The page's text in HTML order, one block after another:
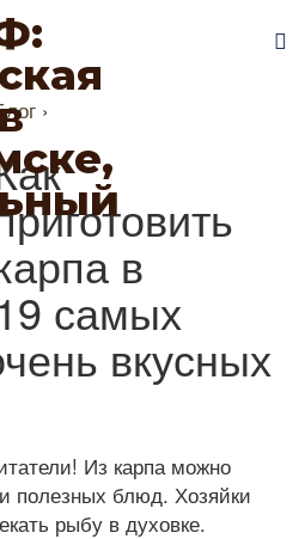
›
в
самых
вкусных
Из карпа можно
полезных блюд. Хозяйки
рыбу в духовке.